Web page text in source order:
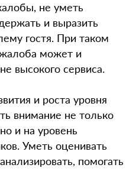
не уметь
и выразить
гостя. При таком
жалоба может и
высокого сервиса.
и роста уровня
внимание не только
и на уровень
Уметь оценивать
помогать